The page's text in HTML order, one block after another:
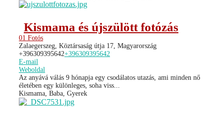
Kismama és újszülött fotózás
01 Fotós
Zalaegerszeg, Köztársaság útja 17, Magyarország
+396309395642+396309395642
E-mail
Weboldal
Az anyává válás 9 hónapja egy csodálatos utazás, ami minden nő
életében egy különleges, soha viss...
Kismama, Baba, Gyerek